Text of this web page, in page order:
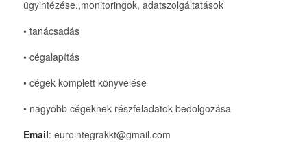
ügyintézése,,monitoringok, adatszolgáltatások
• tanácsadás
• cégalapítás
• cégek komplett könyvelése
• nagyobb cégeknek részfeladatok bedolgozása
Email: eurointegrakkt@gmail.com